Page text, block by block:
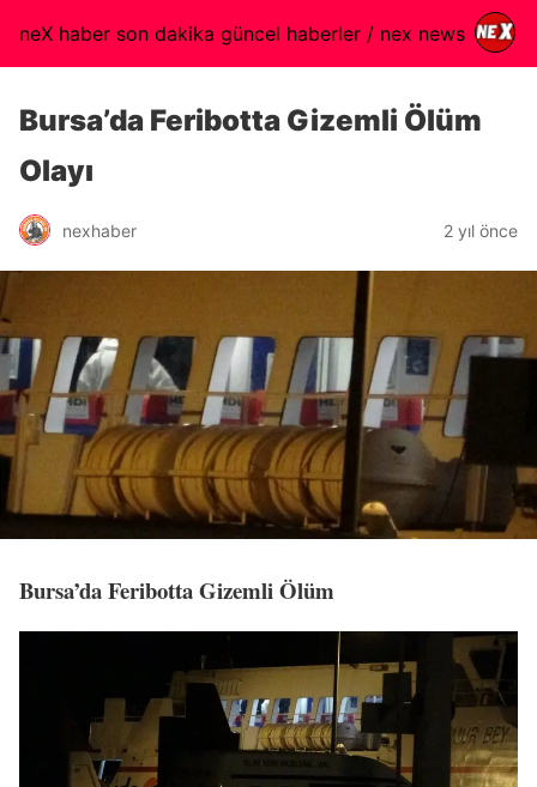
neX haber son dakika güncel haberler / nex news
Bursa’da Feribotta Gizemli Ölüm
Olayı
nexhaber 2 yıl önce
Bursa’da Feribotta Gizemli Ölüm